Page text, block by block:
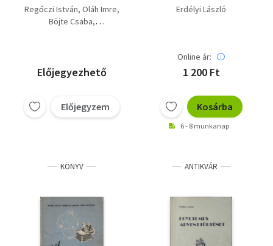
Regőczi István Oláh Imre
Böjte Csaba
Jálics Ferenc
Henri Boulad
Norman Vincent Peale
Előjegyezhető
Előjegyzem
Erdélyi László
Online ár:
1 200 Ft
Kosárba
6 - 8 munkanap
KÖNYV ANTIKVÁR